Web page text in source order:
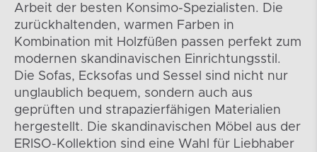
Arbeit der besten Konsimo-Spezialisten. Die
zurückhaltenden, warmen Farben in
Kombination mit Holzfüßen passen perfekt zum
modernen skandinavischen Einrichtungsstil.
Die Sofas, Ecksofas und Sessel sind nicht nur
unglaublich bequem, sondern auch aus
geprüften und strapazierfähigen Materialien
hergestellt. Die skandinavischen Möbel aus der
ERISO-Kollektion sind eine Wahl für Liebhaber